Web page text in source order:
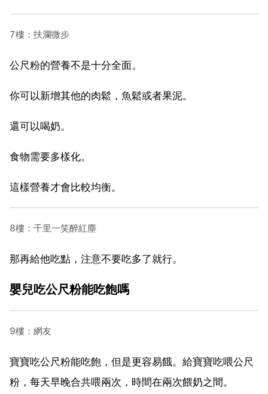
7樓：扶瀾微步
公尺粉的營養不是十分全面。
你可以新增其他的肉鬆，魚鬆或者果泥。
還可以喝奶。
食物需要多樣化。
這樣營養才會比較均衡。
8樓：千里一笑醉紅塵
那再給他吃點，注意不要吃多了就行。
嬰兒吃公尺粉能吃飽嗎
9樓：網友
寶寶吃公尺粉能吃飽，但是更容易餓。給寶寶吃喂公尺
粉，每天早晚合共喂兩次，時間在兩次餵奶之間。